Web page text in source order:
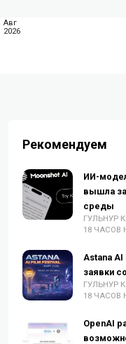
Авг
2026
Рекомендуем
ИИ-
вышла
среды
ГУЛЬНУР
18 ЧАСОВ
Astana
заявки
ГУЛЬНУР
18 ЧАСОВ
OpenAI